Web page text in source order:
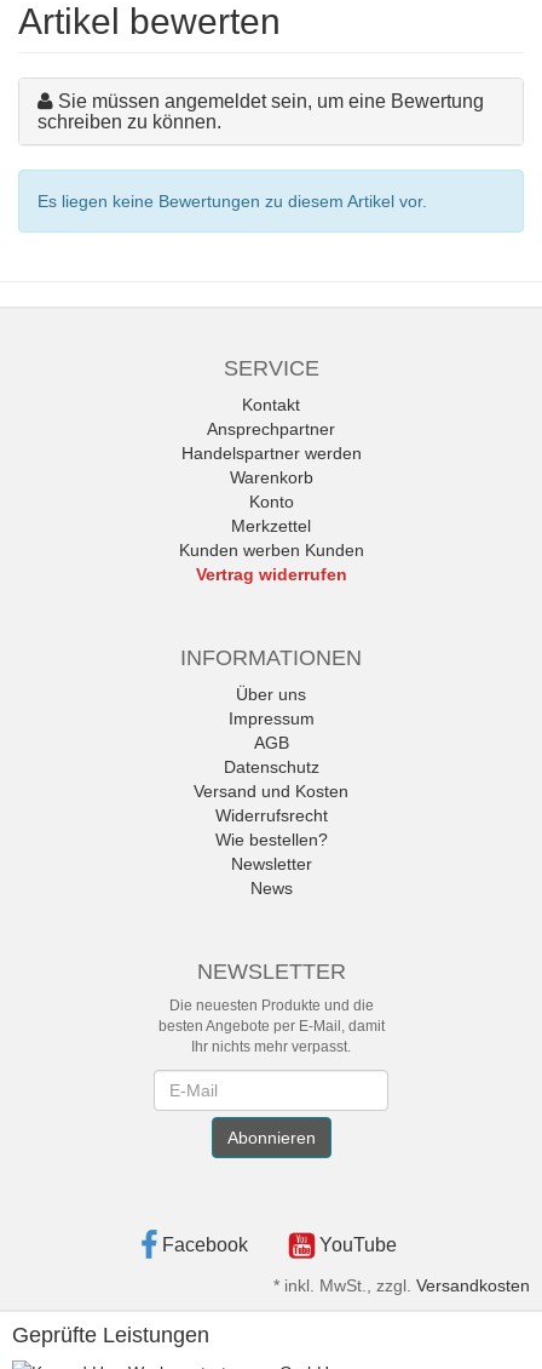
Artikel bewerten
Sie müssen angemeldet sein, um eine Bewertung
schreiben zu können.
Es liegen keine Bewertungen zu diesem Artikel vor.
SERVICE
Kontakt
Ansprechpartner
Handelspartner werden
Warenkorb
Konto
Merkzettel
Kunden werben Kunden
Vertrag widerrufen
INFORMATIONEN
Über uns
Impressum
AGB
Datenschutz
Versand und Kosten
Widerrufsrecht
Wie bestellen?
Newsletter
News
NEWSLETTER
Die neuesten Produkte und die
besten Angebote per E-Mail, damit
Ihr nichts mehr verpasst.
Abonnieren
Facebook YouTube
* inkl. MwSt., zzgl. Versandkosten
Geprüfte Leistungen